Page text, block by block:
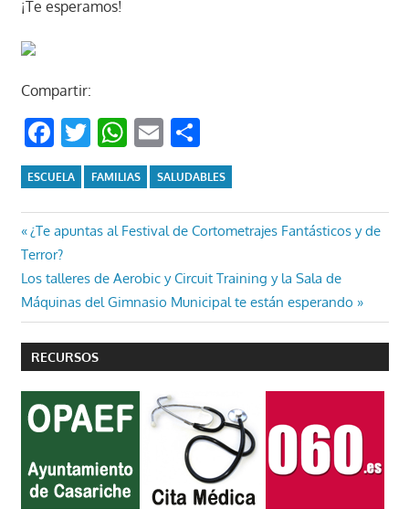
¡Te esperamos!
Compartir:
Facebook
Twitter
WhatsApp
EmailCompartir
ESCUELA FAMILIAS SALUDABLES
Navegación
de
entradas
Entrada
anterior:
¿Te apuntas al Festival de Cortometrajes Fantásticos y de
Terror?
Entrada
siguiente:
Los talleres de Aerobic y Circuit Training y la Sala de
Máquinas del Gimnasio Municipal te están esperando
RECURSOS